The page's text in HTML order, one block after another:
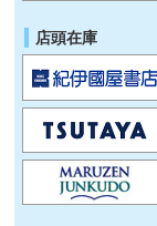
店頭在庫